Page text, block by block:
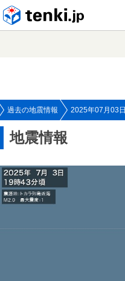
過去の地震情報 2025年07月03日
地震情報